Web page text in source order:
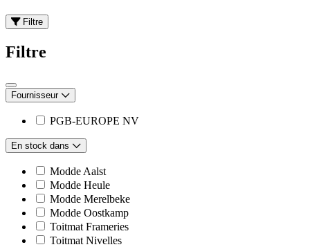
Filtre
Filtre
Fournisseur
PGB-EUROPE NV
En stock dans
Modde Aalst
Modde Heule
Modde Merelbeke
Modde Oostkamp
Toitmat Frameries
Toitmat Nivelles